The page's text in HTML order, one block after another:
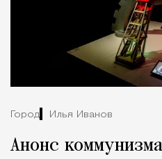
Город Илья Иванов
Анонс